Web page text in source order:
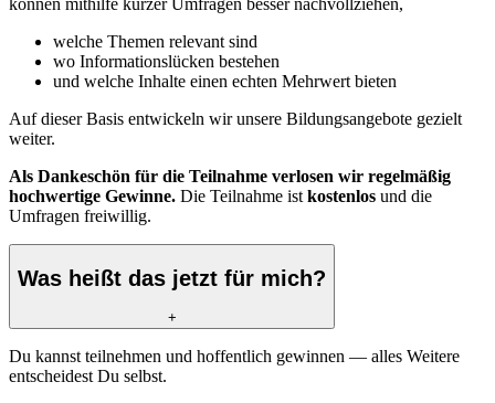
können mithilfe kurzer Umfragen besser nachvollziehen,
welche Themen relevant sind
wo Informationslücken bestehen
und welche Inhalte einen echten Mehrwert bieten
Auf dieser Basis entwickeln wir unsere Bildungsangebote gezielt
weiter.
Als Dankeschön für die Teilnahme verlosen wir regelmäßig
hochwertige Gewinne. Die Teilnahme ist kostenlos und die
Umfragen freiwillig.
Was heißt das jetzt für mich?
+
Du kannst teilnehmen und hoffentlich gewinnen — alles Weitere
entscheidest Du selbst.